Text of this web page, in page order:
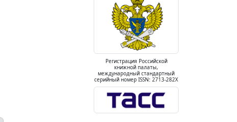
Регистрация Российской
книжной палаты,
международный стандартный
серийный номер ISSN: 2713-282X